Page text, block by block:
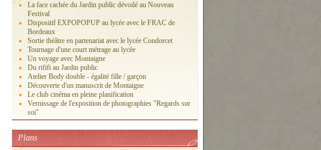
La face cachée du Jardin public dévoilé au Nouveau
Festival
Dispositif EXPOPOPUP au lycée avec le FRAC de
Bordeaux
Sortie théâtre en partenariat avec le lycée Condorcet
Tournage d'une court métrage au lycée
Un voyage avec Montaigne
Du rififi au Jardin public
Atelier Body double - égalité fille / garçon
Découverte d'un manuscrit de Montaigne
Le club cinéma en pleine planification
Vernissage de l'exposition de photographies "Regards sur
soi"
Plans